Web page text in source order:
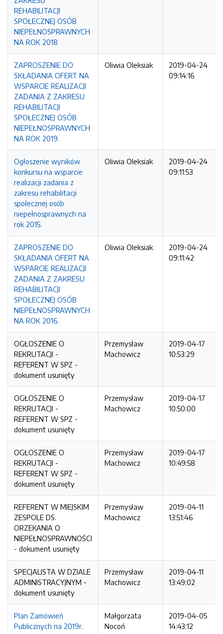
REHABILITACJI
SPOŁECZNEJ OSÓB
NIEPEŁNOSPRAWNYCH
NA ROK 2018
ZAPROSZENIE DO
SKŁADANIA OFERT NA
WSPARCIE REALIZACJI
ZADANIA Z ZAKRESU
REHABILITACJI
SPOŁECZNEJ OSÓB
NIEPEŁNOSPRAWNYCH
NA ROK 2019.
Oliwia Oleksiak
2019-04-24
09:14:16
Ogłoszenie wyników
konkursu na wsparcie
realizacji zadania z
zakresu rehabilitacji
społecznej osób
niepełnosprawnych na
rok 2015.
Oliwia Oleksiak
2019-04-24
09:11:53
ZAPROSZENIE DO
SKŁADANIA OFERT NA
WSPARCIE REALIZACJI
ZADANIA Z ZAKRESU
REHABILITACJI
SPOŁECZNEJ OSÓB
NIEPEŁNOSPRAWNYCH
NA ROK 2016.
Oliwia Oleksiak
2019-04-24
09:11:42
OGŁOSZENIE O
REKRUTACJI -
REFERENT W SPZ -
dokument usunięty
Przemysław
Machowicz
2019-04-17
10:53:29
OGŁOSZENIE O
REKRUTACJI -
REFERENT W SPZ -
dokument usunięty
Przemysław
Machowicz
2019-04-17
10:50:00
OGŁOSZENIE O
REKRUTACJI -
REFERENT W SPZ -
dokument usunięty
Przemysław
Machowicz
2019-04-17
10:49:58
REFERENT W MIEJSKIM
ZESPOLE DS.
ORZEKANIA O
NIEPEŁNOSPRAWNOŚCI
- dokument usunięty
Przemysław
Machowicz
2019-04-11
13:51:46
SPECJALISTA W DZIALE
ADMINISTRACYJNYM -
dokument usunięty
Przemysław
Machowicz
2019-04-11
13:49:02
Plan Zamówień
Publicznych na 2019r.
Małgorzata
Nocoń
2019-04-05
14:43:12